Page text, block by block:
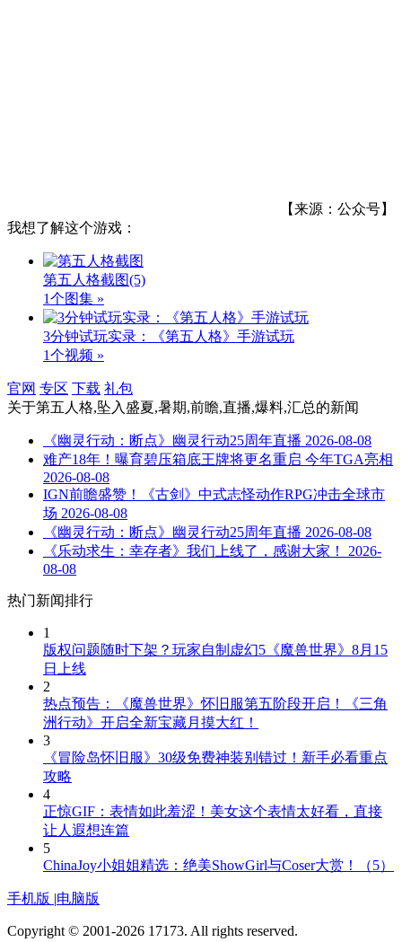
【来源：公众号】
我想了解这个游戏：
第五人格截图(5)
1个图集 »
3分钟试玩实录：《第五人格》手游试玩
1个视频 »
官网 专区 下载 礼包
关于第五人格,坠入盛夏,暑期,前瞻,直播,爆料,汇总的新闻
《幽灵行动：断点》幽灵行动25周年直播 2026-08-08
难产18年！曝育碧压箱底王牌将更名重启 今年TGA亮相
2026-08-08
IGN前瞻盛赞！《古剑》中式志怪动作RPG冲击全球市
场 2026-08-08
《幽灵行动：断点》幽灵行动25周年直播 2026-08-08
《乐动求生：幸存者》我们上线了，感谢大家！
2026-
08-08
热门新闻排行
1
版权问题随时下架？玩家自制虚幻5《魔兽世界》8月15
日上线
2
热点预告：《魔兽世界》怀旧服第五阶段开启！《三角
洲行动》开启全新宝藏月摸大红！
3
《冒险岛怀旧服》30级免费神装别错过！新手必看重点
攻略
4
正惊GIF：表情如此羞涩！美女这个表情太好看，直接
让人遐想连篇
5
ChinaJoy小姐姐精选：绝美ShowGirl与Coser大赏！（5）
手机版 |电脑版
Copyright © 2001-2026 17173. All rights reserved.